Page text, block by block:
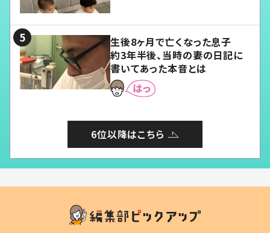
生後8ヶ月で亡くなった息子
約3年半後、当時の妻の日記に
書いてあった本音とは
6位以降はこちら